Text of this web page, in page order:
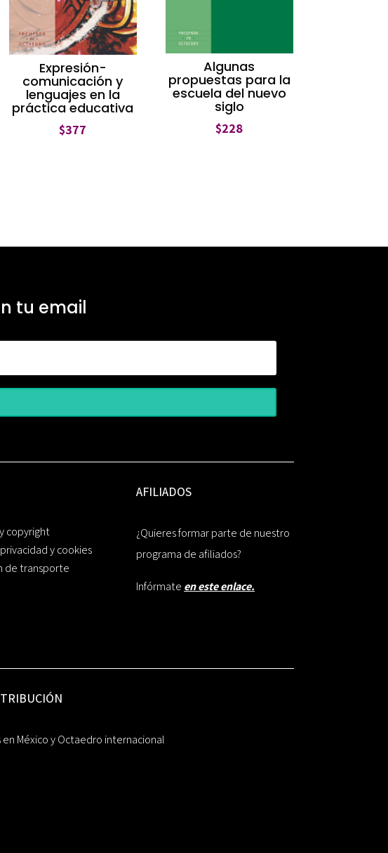
Expresión-
comunicación y
lenguajes en la
práctica educativa
$377
Algunas
propuestas para la
escuela del nuevo
siglo
$228
tu email
copyright
y cookies
de transporte
AFILIADOS
¿Quieres formar parte de nuestro
programa de afiliados?
Infórmate en este enlace.
México y Octaedro internacional